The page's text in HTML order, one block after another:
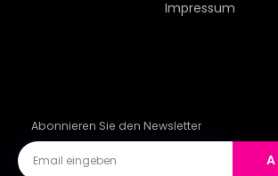
Impressum
Abonnieren Sie den Newsletter